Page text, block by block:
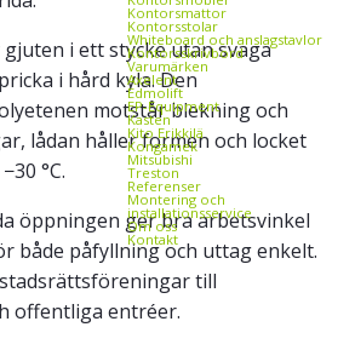
Kontorsmattor
Kontorsstolar
Whiteboard och anslagstavlor
Kontorsskrivbord
Varumärken
Axelent
Edmolift
EP-Equipment
Kasten
Kito Erikkilä
Kongamek
Mitsubishi
Treston
Referenser
Montering och
installationsservice
Om oss
Kontakt
i ett stycke utan svaga
i hård kyla. Den
motstår blekning och
lådan håller formen och locket
°C.
öppningen ger bra arbetsvinkel
både påfyllning och uttag enkelt.
till
offentliga entréer.